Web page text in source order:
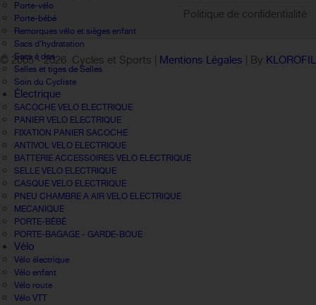
Porte-vélo
Porte-bébé
Remorques vélo et sièges enfant
Sacs d'hydratation
Sacs à dos
Selles et tiges de Selles
Soin du Cycliste
Électrique
SACOCHE VELO ELECTRIQUE
PANIER VELO ELECTRIQUE
FIXATION PANIER SACOCHE
ANTIVOL VELO ELECTRIQUE
BATTERIE ACCESSOIRES VELO ELECTRIQUE
SELLE VELO ELECTRIQUE
CASQUE VELO ELECTRIQUE
PNEU CHAMBRE A AIR VELO ELECTRIQUE
MECANIQUE
PORTE-BÉBÉ
PORTE-BAGAGE - GARDE-BOUE
Vélo
Vélo électrique
Vélo enfant
Vélo route
Vélo VTT
Politique de confidentialité
© 2005 -2026 Cycles et Sports | Mentions Légales | By